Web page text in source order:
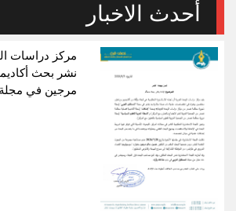
أحدث الاخبار
مركز دراسات
نشر بحث
مرجين في مجلة